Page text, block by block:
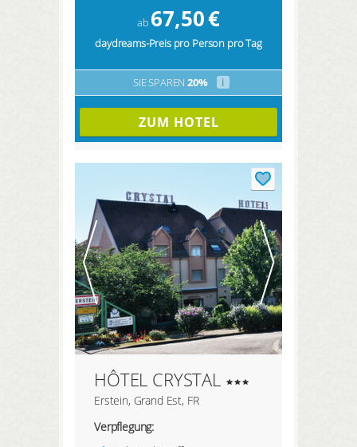
ab 67,50€
daydreams-Preis pro Person pro Tag
SIE SPAREN 20% i
ZUM HOTEL
HÔTEL CRYSTAL
Erstein, Grand Est, FR
Verpflegung: